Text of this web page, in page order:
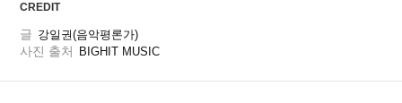
CREDIT
글 강일권(음악평론가)
사진 출처 BIGHIT MUSIC